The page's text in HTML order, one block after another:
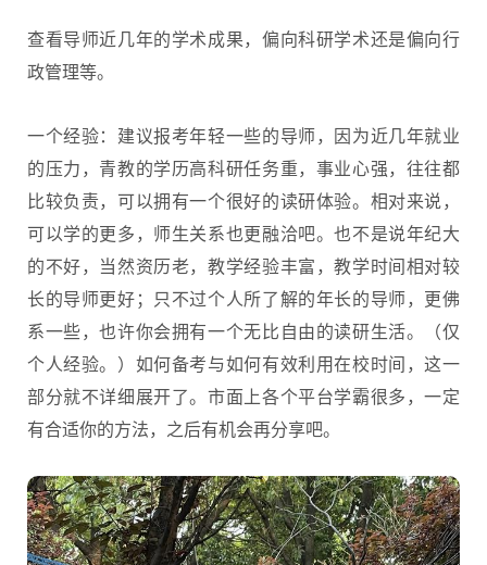
查看导师近几年的学术成果，偏向科研学术还是偏向行
政管理等。
一个经验：建议报考年轻一些的导师，因为近几年就业
的压力，青教的学历高科研任务重，事业心强，往往都
比较负责，可以拥有一个很好的读研体验。相对来说，
可以学的更多，师生关系也更融洽吧。也不是说年纪大
的不好，当然资历老，教学经验丰富，教学时间相对较
长的导师更好；只不过个人所了解的年长的导师，更佛
系一些，也许你会拥有一个无比自由的读研生活。（仅
个人经验。）如何备考与如何有效利用在校时间，这一
部分就不详细展开了。市面上各个平台学霸很多，一定
有合适你的方法，之后有机会再分享吧。